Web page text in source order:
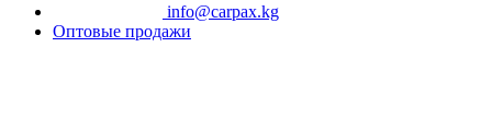
info@carpax.kg
Оптовые продажи